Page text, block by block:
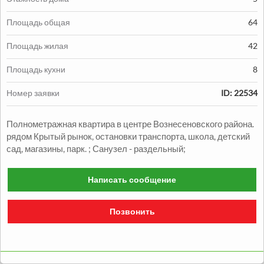
Продажа:
1330000грн.
Продажа Квартиры
2 комн. 48м2 Александровский р-н
Площадь общая 64
Площадь жилая 42
Площадь кухни 8
Номер заявки ID: 22534
Полнометражная квартира в центре Вознесеновского района.
рядом Крытый рынок, остановки транспорта, школа, детский
сад, магазины, парк. ; Санузел - раздельный;
Написать сообщение
Позвонить